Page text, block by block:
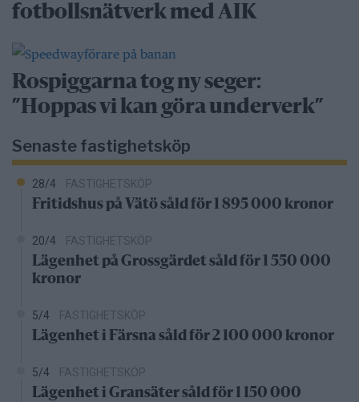
fotbollsnätverk med AIK
Rospiggarna tog ny seger:
”Hoppas vi kan göra underverk”
Senaste fastighetsköp
28/4 FASTIGHETSKÖP
Fritidshus på Vätö såld för 1 895 000 kronor
20/4 FASTIGHETSKÖP
Lägenhet på Grossgärdet såld för 1 550 000
kronor
5/4 FASTIGHETSKÖP
Lägenhet i Färsna såld för 2 100 000 kronor
5/4 FASTIGHETSKÖP
Lägenhet i Gransäter såld för 1 150 000